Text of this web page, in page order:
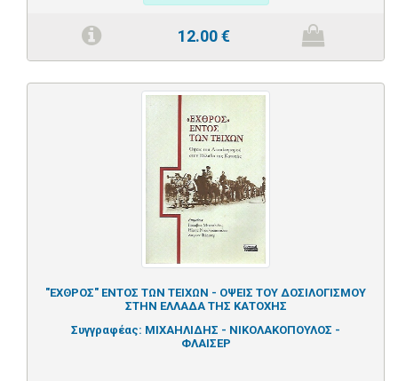
12.00€
"ΕΧΘΡΟΣ" ΕΝΤΟΣ ΤΩΝ ΤΕΙΧΩΝ - ΟΨΕΙΣ ΤΟΥ ΔΟΣΙΛΟΓΙΣΜΟΥ
ΣΤΗΝ ΕΛΛΑΔΑ ΤΗΣ ΚΑΤΟΧΗΣ
Συγγραφέας: ΜΙΧΑΗΛΙΔΗΣ - ΝΙΚΟΛΑΚΟΠΟΥΛΟΣ -
ΦΛΑΙΣΕΡ